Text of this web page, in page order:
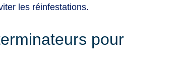
les réinfestations.
pour